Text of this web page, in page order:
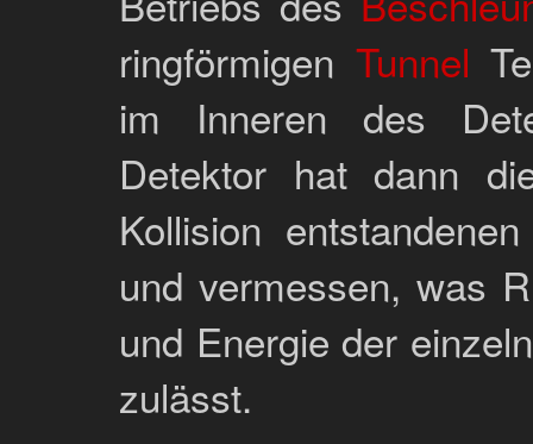
ringförmigen Tunnel
im Inneren des
Detektor hat dann
Kollision
und vermessen, was
und Energie der
zulässt.